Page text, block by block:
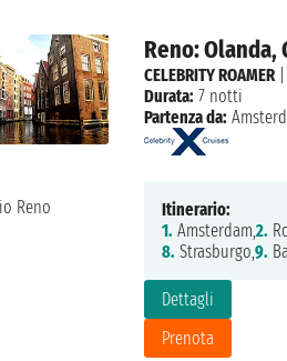
Reno: Olanda,
Dettagli
Prenota
CELEBRITY ROAMER|
Durata: 7 notti
Partenza da:
Itinerario:
1. Amsterdam,2.
8. Strasburgo,9.